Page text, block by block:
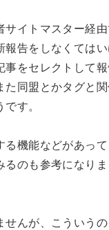
サイトマスター経
報告をしなくては
事をセレクトして
た同盟とかタグと
す。
る機能などがあっ
のも参考になりま
せんが、こういう